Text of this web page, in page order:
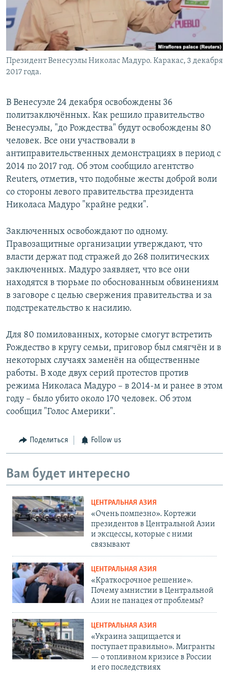
Президент Венесуэлы Николас Мадуро. Каракас, 3 декабря
2017 года.
В Венесуэле 24 декабря освобождены 36
политзаключённых. Как решило правительство
Венесуэлы, "до Рождества" будут освобождены 80
человек. Все они участвовали в
антиправительственных демонстрациях в период с
2014 по 2017 год. Об этом сообщило агентство
Reuters, отметив, что подобные жесты доброй воли
со стороны левого правительства президента
Николаса Мадуро "крайне редки".
Заключенных освобождают по одному.
Правозащитные организации утверждают, что
власти держат под стражей до 268 политических
заключенных. Мадуро заявляет, что все они
находятся в тюрьме по обоснованным обвинениям
в заговоре с целью свержения правительства и за
подстрекательство к насилию.
Для 80 помилованных, которые смогут встретить
Рождество в кругу семьи, приговор был смягчён и в
некоторых случаях заменён на общественные
работы. В ходе двух серий протестов против
режима Николаса Мадуро – в 2014-м и ранее в этом
году – было убито около 170 человек. Об этом
сообщил "Голос Америки".
Поделиться Follow us
Вам будет интересно
ЦЕНТРАЛЬНАЯ АЗИЯ
«Очень помпезно». Кортежи
президентов в Центральной Азии
и эксцессы, которые с ними
связывают
ЦЕНТРАЛЬНАЯ АЗИЯ
«Краткосрочное решение».
Почему амнистии в Центральной
Азии не панацея от проблемы?
ЦЕНТРАЛЬНАЯ АЗИЯ
«Украина защищается и
поступает правильно». Мигранты
— о топливном кризисе в России
и его последствиях